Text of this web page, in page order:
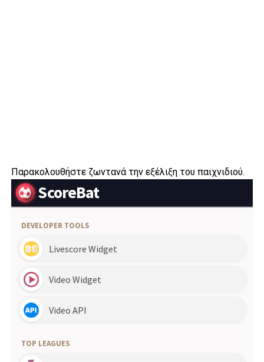
Παρακολουθήστε ζωντανά την εξέλιξη του παιχνιδιού.